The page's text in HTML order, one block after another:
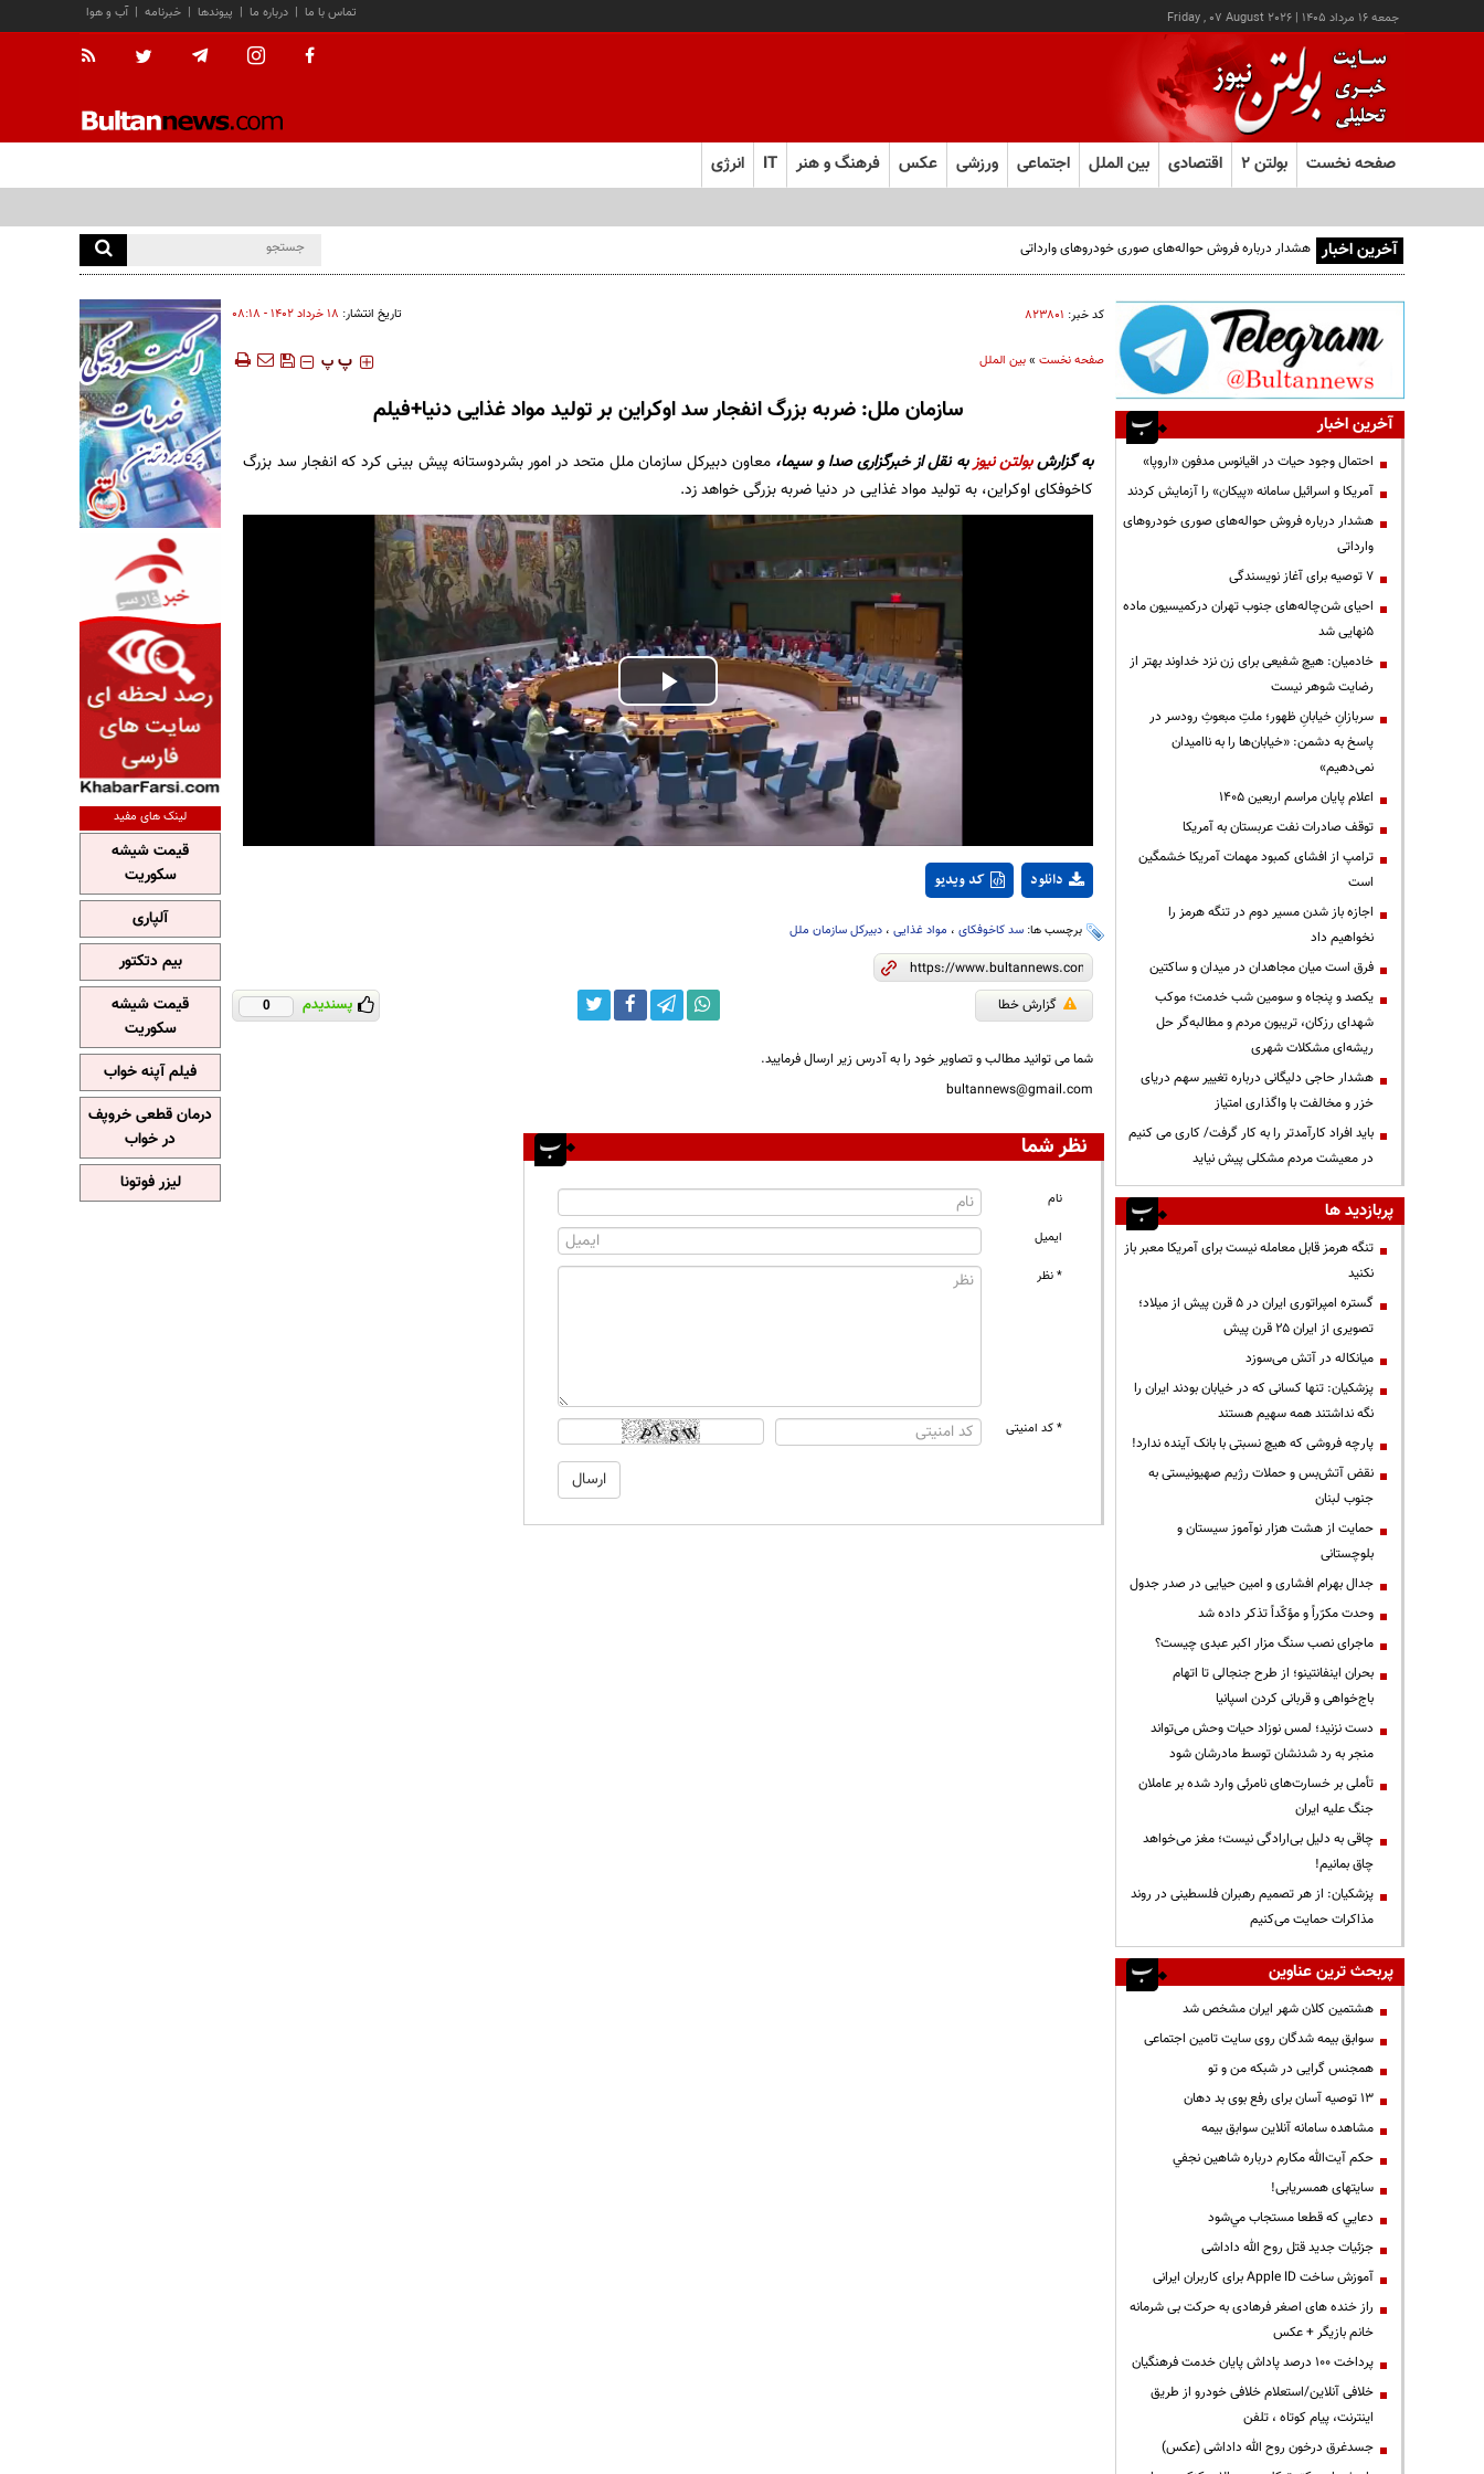
جمعه ۱۶ مرداد ۱۴۰۵ |
Friday , 07 August 2026 آب و هوا | خبرنامه | پیوندها | درباره ما | تماس با ما
صفحه نخست بولتن ۲ اقتصادی بین الملل اجتماعی ورزشی عکس فرهنگ و هنر IT انرژی
آخرین اخبار هشدار درباره فروش حواله‌های صوری خودروهای وارداتی
کد خبر: ۸۲۳۸۰۱ تاریخ انتشار: ۱۸ خرداد ۱۴۰۲ - ۰۸:۱۸
صفحه نخست»بین الملل ‍‍‍ پ پ
سازمان ملل: ضربه بزرگ انفجار سد اوکراین بر تولید مواد غذایی دنیا+فیلم
به گزارشبولتن نیوزبه نقل از خبرگزاری صدا و سیما، معاون دبیرکل سازمان ملل متحد در امور بشردوستانه پیش بینی کرد که انفجار سد بزرگ
کاخوفکای اوکراین، به تولید مواد غذایی در دنیا ضربه بزرگی خواهد زد.
Play
Video
کد ویدیو دانلود
برچسب ها: سد کاخوفکای، مواد غذایی، دبیرکل سازمان ملل
گزارش خطا پسندیدم 0
شما می توانید مطالب و تصاویر خود را به آدرس زیر ارسال فرمایید.
bultannews@gmail.com
نظر شما
نام
ایمیل
* نظر
* کد امنیتی
آخرین اخبار
احتمال وجود حیات در اقیانوس مدفون «اروپا»
آمریکا و اسرائیل سامانه «پیکان» را آزمایش کردند
هشدار درباره فروش حواله‌های صوری خودروهای
وارداتی
۷ توصیه برای آغاز نویسندگی
احیای شن‌چاله‌های جنوب تهران درکمیسیون ماده
۵نهایی شد
خادمیان: هیچ شفیعی برای زن نزد خداوند بهتر از
رضایت شوهر نیست
سربازانِ خیابانِ ظهور؛ ملتِ مبعوثِ رودسر در
پاسخ به دشمن: «خیابان‌ها را به ناامیدان
نمی‌دهیم»
اعلام پایان مراسم اربعین ۱۴۰۵
توقف صادرات نفت عربستان به آمریکا
ترامپ از افشای کمبود مهمات آمریکا خشمگین
است
اجازه باز شدن مسیر دوم در تنگه هرمز را
نخواهیم داد
فرق است میان مجاهدان در میدان و ساکتین
یکصد و پنجاه و سومین شب خدمت؛ موکب
شهدای رزکان، تریبون مردم و مطالبه‌گر حل
ریشه‌ای مشکلات شهری
هشدار حاجی دلیگانی درباره تغییر سهم دریای
خزر و مخالفت با واگذاری امتیاز
باید افراد کارآمدتر را به کار گرفت/ کاری می کنیم
در معیشت مردم مشکلی پیش نیاید
پربازدید ها
تنگه هرمز قابل معامله نیست برای آمریکا معبر باز
نکنید
گستره امپراتوری ایران در ۵ قرن پیش از میلاد؛
تصویری از ایران ۲۵ قرن پیش
میانکاله در آتش می‌سوزد
پزشکیان: تنها کسانی که در خیابان بودند ایران را
نگه نداشتند همه سهیم هستند
پارچه فروشی که هیچ نسبتی با بانک آینده ندارد!
نقض آتش‌بس و حملات رژیم صهیونیستی به
جنوب لبنان
حمایت از هشت هزار نوآموز سیستان و
بلوچستانی
جدال بهرام افشاری و امین حیایی در صدر جدول
وحدت مکرّراً و مؤکّداً تذکر داده شد
ماجرای نصب سنگ مزار اکبر عبدی چیست؟
بحران اینفانتینو؛ از طرح جنجالی تا اتهام
باج‌خواهی و قربانی کردن اسپانیا
دست نزنید؛ لمس نوزاد حیات وحش می‌تواند
منجر به رد شدنشان توسط مادرشان شود
تأملی بر خسارت‌های نامرئی وارد شده بر عاملان
جنگ علیه ایران
چاقی به دلیل بی‌ارادگی نیست؛ مغز می‌خواهد
چاق بمانیم!
پزشکیان: از هر تصمیم رهبران فلسطینی در روند
مذاکرات حمایت می‌کنیم
پربحث ترین عناوین
هشتمین کلان شهر ایران مشخص شد
سوابق بیمه شدگان روی سایت تامین اجتماعی
همجنس گرایی در شبکه من و تو
13 توصیه آسان برای رفع بوی بد دهان
مشاهده سامانه آنلاين سوابق بیمه
حكم آيت‌الله مكارم درباره شاهين نجفي
سایتهای همسریابی!
دعايي كه قطعا مستجاب مي‌شود
جزئیات جدید قتل روح الله داداشی
آموزش ساخت Apple ID برای کاربران ایرانی
راز خنده های اصغر فرهادی به حرکت بی شرمانه
خانم بازیگر + عکس
پرداخت ۱۰۰ درصد پاداش پایان خدمت فرهنگیان
خلافی آنلاین/استعلام خلافی خودرو از طریق
اینترنت، پیام کوتاه ، تلفن
جسدغرق درخون روح الله داداشی (عکس)
لینک های مفید
قیمت شیشه
سکوریت
آلپاری
بیم دتکتور
قیمت شیشه
سکوریت
فیلم آپنه خواب
درمان قطعی خروپف
در خواب
لیزر فوتونا